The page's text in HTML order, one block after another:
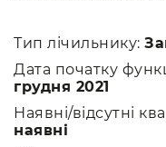
Тип лічильнику:
Дата початку
грудня 2021
Наявні/відсутні
наявні